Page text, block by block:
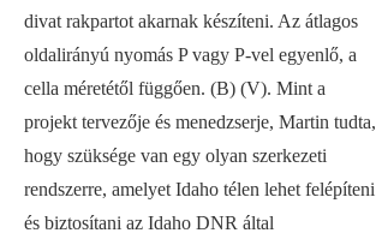
divat rakpartot akarnak készíteni. Az átlagos
oldalirányú nyomás P vagy P-vel egyenlő, a
cella méretétől függően. (B) (V). Mint a
projekt tervezője és menedzserje, Martin tudta,
hogy szüksége van egy olyan szerkezeti
rendszerre, amelyet Idaho télen lehet felépíteni
és biztosítani az Idaho DNR által